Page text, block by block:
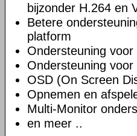
bijzonder H.264 en
Betere
platform
Ondersteuning
Ondersteuning
OSD (On Screen
Opnemen en
Multi-Monitor
en meer ..